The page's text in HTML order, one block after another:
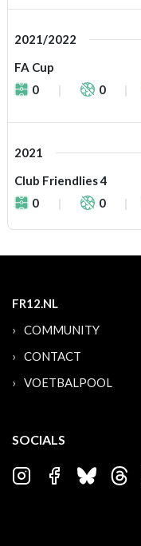
2021/2022
FA Cup
0
0
2021
Club Friendlies 4
0
0
FR12.NL
COMMUNITY
CONTACT
VOETBALPOOL
SOCIALS